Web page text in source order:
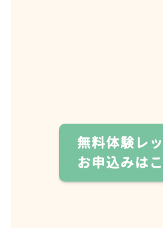
無料体験レ
お申込みは